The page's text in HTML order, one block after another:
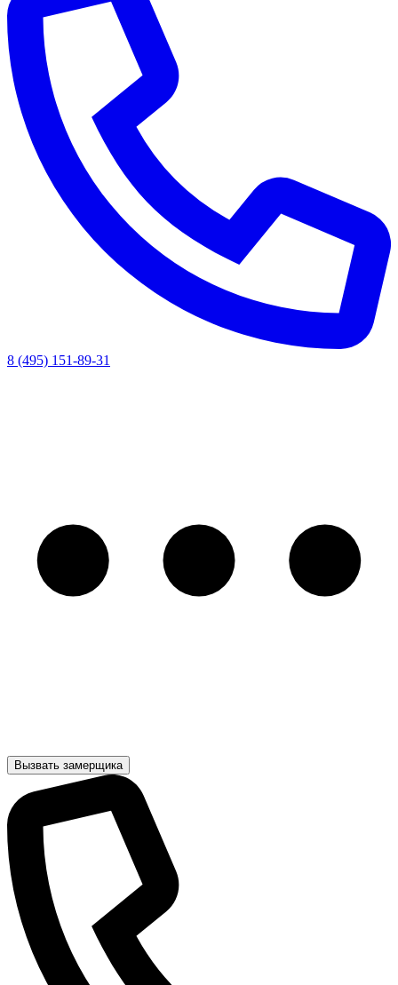
8 (495) 151-89-31
Вызвать замерщика